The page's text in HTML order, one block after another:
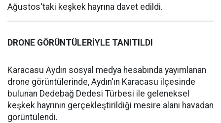
Ağustos'taki keşkek hayrına davet edildi.
DRONE GÖRÜNTÜLERİYLE TANITILDI
Karacasu Aydın sosyal medya hesabında yayımlanan
drone görüntülerinde, Aydın'ın Karacasu ilçesinde
bulunan Dedebağ Dedesi Türbesi ile geleneksel
keşkek hayrının gerçekleştirildiği mesire alanı havadan
görüntülendi.